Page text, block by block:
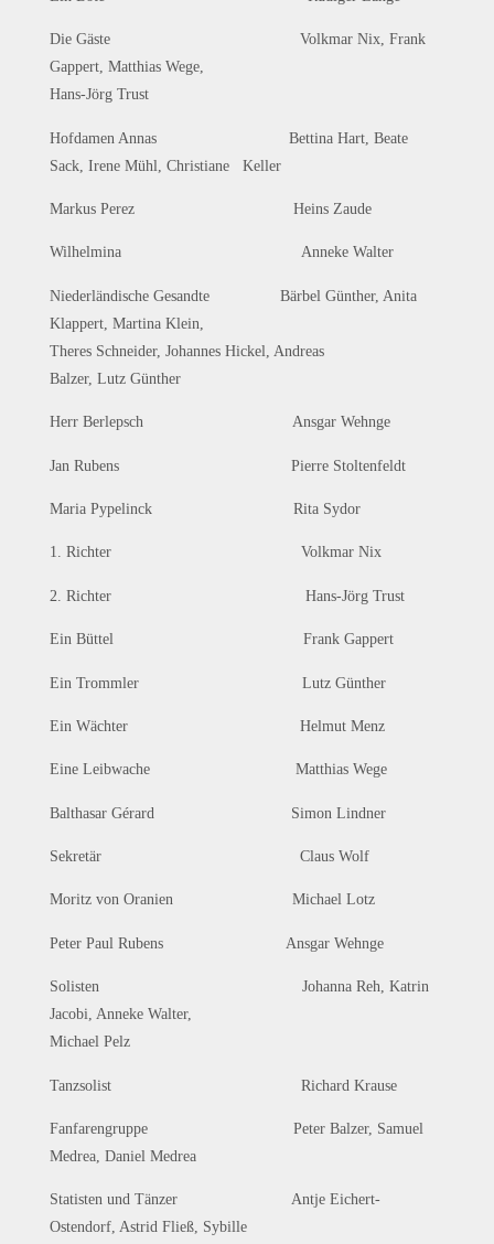
Die Gäste Volkmar Nix, Frank
Gappert, Matthias Wege,
Hans-Jörg Trust
Hofdamen Annas Bettina Hart, Beate
Sack, Irene Mühl, Christiane Keller
Markus Perez Heins Zaude
Wilhelmina Anneke Walter
Niederländische Gesandte Bärbel Günther, Anita
Klappert, Martina Klein,
Theres Schneider, Johannes Hickel, Andreas
Balzer, Lutz Günther
Herr Berlepsch Ansgar Wehnge
Jan Rubens Pierre Stoltenfeldt
Maria Pypelinck Rita Sydor
1. Richter Volkmar Nix
2. Richter Hans-Jörg Trust
Ein Büttel Frank Gappert
Ein Trommler Lutz Günther
Ein Wächter Helmut Menz
Eine Leibwache Matthias Wege
Balthasar Gérard Simon Lindner
Sekretär Claus Wolf
Moritz von Oranien Michael Lotz
Peter Paul Rubens Ansgar Wehnge
Solisten Johanna Reh, Katrin
Jacobi, Anneke Walter,
Michael Pelz
Tanzsolist Richard Krause
Fanfarengruppe Peter Balzer, Samuel
Medrea, Daniel Medrea
Statisten und Tänzer Antje Eichert-
Ostendorf, Astrid Fließ, Sybille